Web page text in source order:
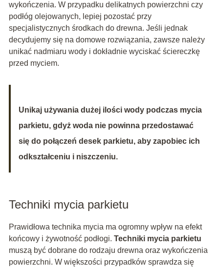
wykończenia. W przypadku delikatnych powierzchni czy
podłóg olejowanych, lepiej pozostać przy
specjalistycznych środkach do drewna. Jeśli jednak
decydujemy się na domowe rozwiązania, zawsze należy
unikać nadmiaru wody i dokładnie wyciskać ściereczkę
przed myciem.
Unikaj używania dużej ilości wody podczas mycia
parkietu, gdyż woda nie powinna przedostawać
się do połączeń desek parkietu, aby zapobiec ich
odkształceniu i niszczeniu.
Techniki mycia parkietu
Prawidłowa technika mycia ma ogromny wpływ na efekt
końcowy i żywotność podłogi. Techniki mycia parkietu
muszą być dobrane do rodzaju drewna oraz wykończenia
powierzchni. W większości przypadków sprawdza się